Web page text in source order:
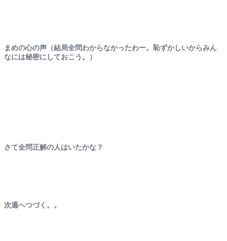
まめの心の声（結局全問わからなかったわー。恥ずかしいからみん
なには秘密にしておこう。）
さて全問正解の人はいたかな？
次週へつづく。。